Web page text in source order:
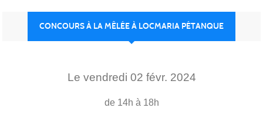
CONCOURS À LA MÊLÉE À LOCMARIA PÉTANQUE
Le vendredi 02 févr. 2024
de 14h à 18h